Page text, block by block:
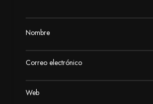
Nombre
Correo electrónico
Web